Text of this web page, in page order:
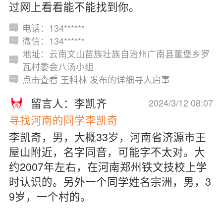
过网上看看能不能找到你。
电话：134******
微信：134******
地址：云南文山苗族壮族自治州广南县董堡乡罗
瓦村委会八汤小组
点击查看 王科林 发布的详细寻人启事
2024/3/12 08:07
留言人：李凯齐
寻找河南的同学李凯奇
李凯奇，男，大概33岁，河南省济源市王
屋山附近，名字同音，可能字不太对。大
约2007年左右，在河南郑州铁文技校上学
时认识的。另外一个同学姓名宗洲，男，3
9岁，一个村的。